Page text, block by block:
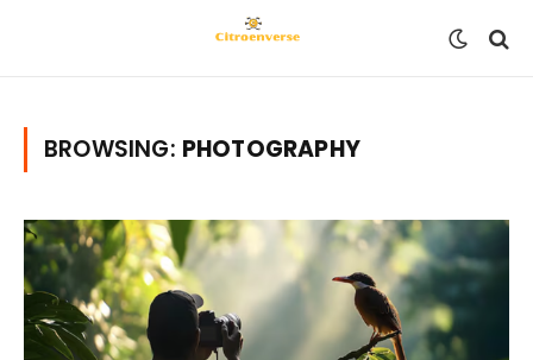
BROWSING: PHOTOGRAPHY